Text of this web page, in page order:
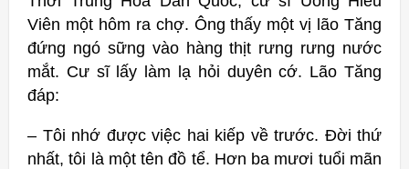
Viên một hôm ra chợ. Ông thấy một vị lão Tăng
đứng ngó sững vào hàng thịt rưng rưng nước
mắt. Cư sĩ lấy làm lạ hỏi duyên cớ. Lão Tăng
đáp:
– Tôi nhớ được việc hai kiếp về trước. Đời thứ
nhất, tôi là một tên đồ tể. Hơn ba mươi tuổi mãn